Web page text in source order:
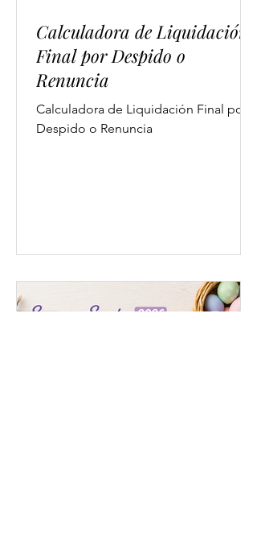
Calculadora de Liquidación
Final por Despido o
Renuncia
Calculadora de Liquidación Final por
Despido o Renuncia